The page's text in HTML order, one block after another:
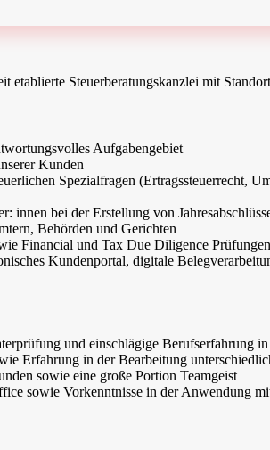
etablierte Steuerberatungskanzlei mit
Aufgabengebiet
Kunden
Spezialfragen (Ertragssteuerrecht,
innen bei der Erstellung von
Behörden und Gerichten
Financial und Tax Due Diligence Prüfungen
Kundenportal, digitale
und einschlägige Berufserfahrung
Erfahrung in der Bearbeitung
sowie eine große Portion Teamgeist
sowie Vorkenntnisse in der Anwendung